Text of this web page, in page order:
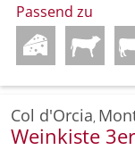
Passend zu
Col d'Orcia,
Weinkiste 3er